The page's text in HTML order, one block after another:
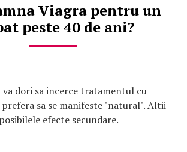
Viagra pentru un
peste 40 de ani?
dori sa incerce tratamentul cu
sa se manifeste "natural". Altii
efecte secundare.